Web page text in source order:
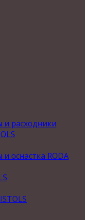
и расходники
оснастка RODA